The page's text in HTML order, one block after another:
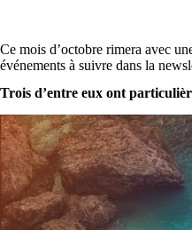
Ce mois d’octobre rimera avec
événements à suivre dans la
Trois d’entre eux ont